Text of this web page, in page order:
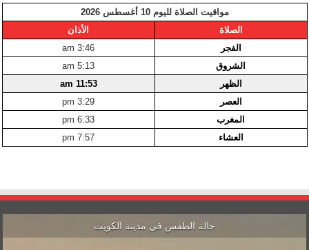
مواقيت الصلاة لليوم 10 أغسطس 2026
الصلاة
الأذان
الفجر
3:46 am
الشروق
5:13 am
الظهر
11:53 am
العصر
3:29 pm
المغرب
6:33 pm
العشاء
7:57 pm
حالة الطقس في مدينة الكويت